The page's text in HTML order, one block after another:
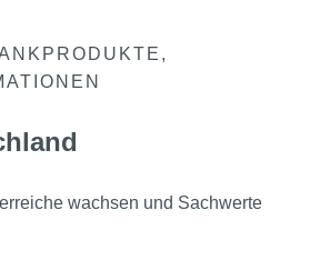
wachsen und Sachwerte